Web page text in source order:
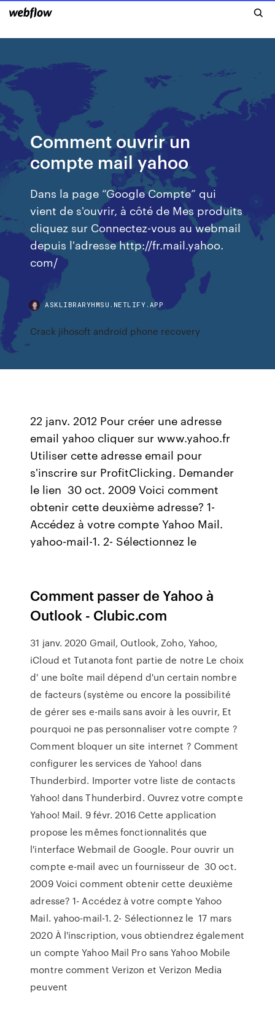
Comment ouvrir un
compte mail yahoo
Dans la page “Google Compte” qui
vient de s'ouvrir, à côté de Mes produits
cliquez sur Connectez-vous au webmail
depuis l'adresse http://fr.mail.yahoo.
com/
ASKLIBRARYHMSU.NETLIFY.APP
Crack jihosoft android phone recovery
22 janv. 2012 Pour créer une adresse
email yahoo cliquer sur www.yahoo.fr
Utiliser cette adresse email pour
s'inscrire sur ProfitClicking. Demander
le lien 30 oct. 2009 Voici comment
obtenir cette deuxième adresse? 1-
Accédez à votre compte Yahoo Mail.
yahoo-mail-1. 2- Sélectionnez le
Comment passer de Yahoo à
Outlook - Clubic.com
31 janv. 2020 Gmail, Outlook, Zoho, Yahoo,
iCloud et Tutanota font partie de notre Le choix
d' une boîte mail dépend d'un certain nombre
de facteurs (système ou encore la possibilité
de gérer ses e-mails sans avoir à les ouvrir, Et
pourquoi ne pas personnaliser votre compte ?
Comment bloquer un site internet ? Comment
configurer les services de Yahoo! dans
Thunderbird. Importer votre liste de contacts
Yahoo! dans Thunderbird. Ouvrez votre compte
Yahoo! Mail. 9 févr. 2016 Cette application
propose les mêmes fonctionnalités que
l'interface Webmail de Google. Pour ouvrir un
compte e-mail avec un fournisseur de 30 oct.
2009 Voici comment obtenir cette deuxième
adresse? 1- Accédez à votre compte Yahoo
Mail. yahoo-mail-1. 2- Sélectionnez le 17 mars
2020 À l'inscription, vous obtiendrez également
un compte Yahoo Mail Pro sans Yahoo Mobile
montre comment Verizon et Verizon Media
peuvent